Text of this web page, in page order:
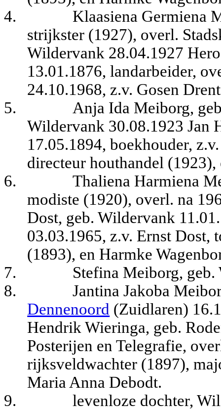
4.
Klaasiena Germiena
strijkster (1927), overl.
Wildervank 28.04.1927
13.01.1876, landarbeider,
24.10.1968, z.v. Gosen
5.
Anja Ida Meiborg,
Wildervank 30.08.1923 Jan
17.05.1894, boekhouder,
directeur houthandel (1923),
6.
Thaliena Harmiena
modiste (1920), overl. na
Dost, geb. Wildervank
03.03.1965, z.v. Ernst Dost,
(1893), en Harmke
7.
Stefina Meiborg,
8.
Jantina Jakoba
Dennenoord (Zuidlaren)
Hendrik Wieringa, geb.
Posterijen en Telegrafie,
rijksveldwachter (1897),
Maria Anna Debodt.
9.
levenloze dochter,